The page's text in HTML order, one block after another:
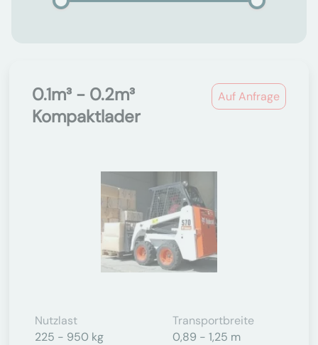
Auf Anfrage
0.1m³ - 0.2m³
Kompaktlader
Nutzlast
225 - 950 kg
Transportbreite
0,89 - 1,25 m